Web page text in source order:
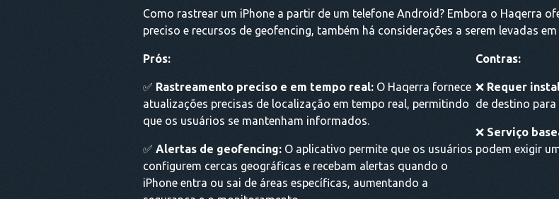
Como rastrear um iPhone a partir de um telefone Android? Embora o Haqerra
preciso e recursos de geofencing, também há considerações a serem levadas
Prós:
✅ Rastreamento preciso e em tempo real: O Haqerra fornece
atualizações precisas de localização em tempo real, permitindo
que os usuários se mantenham informados.
✅ Alertas de geofencing: O aplicativo permite que os usuários
configurem cercas geográficas e recebam alertas quando o
iPhone entra ou sai de áreas específicas, aumentando a
Contras:
❌ Requer
de destino
❌ Serviço
podem exigir